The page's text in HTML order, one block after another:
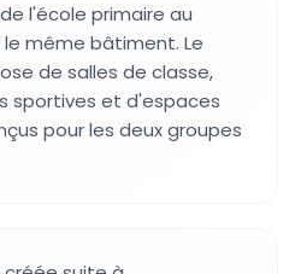
l'école primaire au
même bâtiment. Le
de salles de classe,
sportives et d'espaces
pour les deux groupes